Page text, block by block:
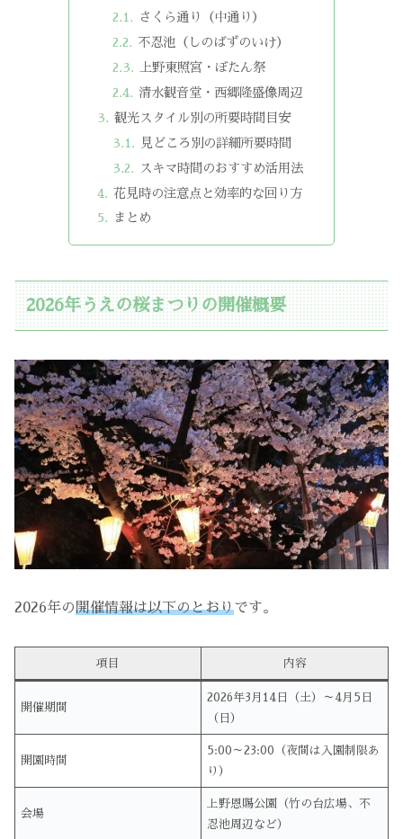
さくら通り（中通り）
不忍池（しのばずのいけ）
上野東照宮・ぼたん祭
清水観音堂・西郷隆盛像周辺
観光スタイル別の所要時間目安
見どころ別の詳細所要時間
スキマ時間のおすすめ活用法
花見時の注意点と効率的な回り方
まとめ
2026年うえの桜まつりの開催概要
2026年の開催情報は以下のとおりです。
項目 内容
開催期間
2026年3月14日（土）～4月5日
（日）
開園時間
5:00～23:00（夜間は入園制限あ
り）
会場
上野恩賜公園（竹の台広場、不
忍池周辺など）